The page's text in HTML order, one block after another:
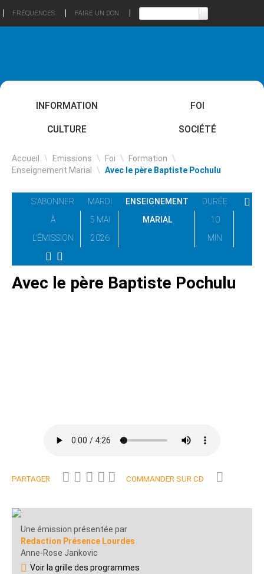
FRÉQUENCES FAIRE UN DON
INFORMATION FOI
CULTURE SOCIÉTÉ
Accueil \ Emissions \ Foi \ Formation \
Enseignement Marial
\ Avec le père Baptiste Pochulu
S'ABONNER
À
L'ÉMISSION
MARDI
5 MAI
2026
ENSEIGNEMENT
MARIAL
DURÉE
10
MIN
Avec le père Baptiste Pochulu
PARTAGER COMMANDER SUR CD
Une émission présentée par
Redaction Présence Lourdes
Anne-Rose Jankovic
Voir la grille des programmes